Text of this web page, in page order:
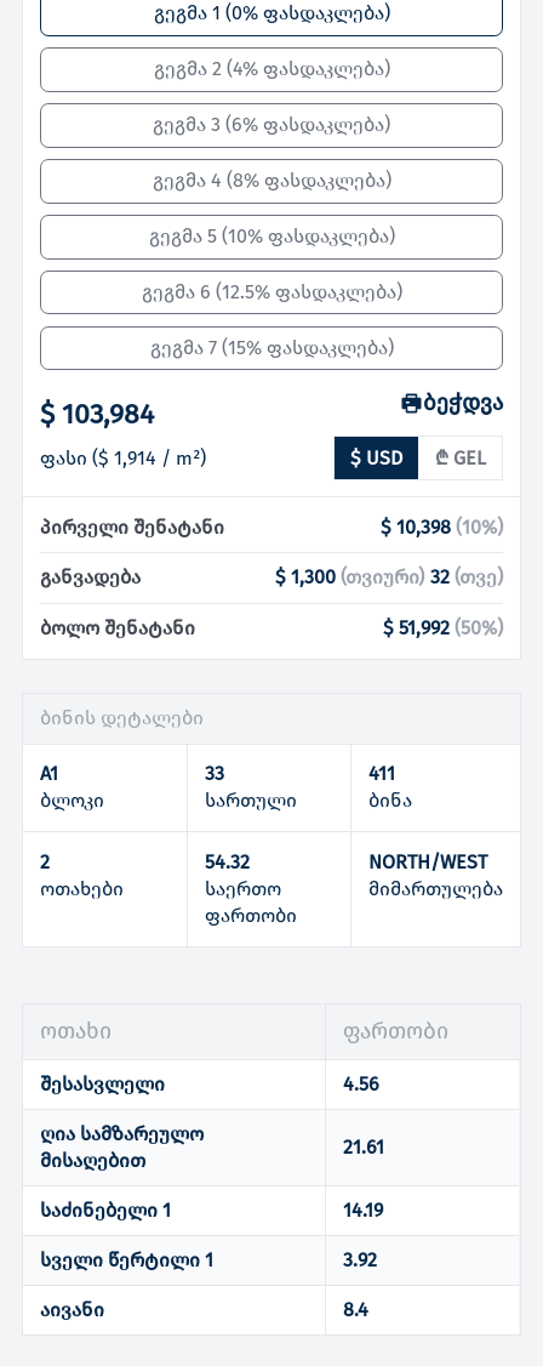
გეგმა 1 (0% ფასდაკლება)
გეგმა 2 (4% ფასდაკლება)
გეგმა 3 (6% ფასდაკლება)
გეგმა 4 (8% ფასდაკლება)
გეგმა 5 (10% ფასდაკლება)
გეგმა 6 (12.5% ფასდაკლება)
გეგმა 7 (15% ფასდაკლება)
$ 103,984
ფასი ($ 1,914 / m²)
ბეჭდვა
$ USD ₾ GEL
პირველი შენატანი $ 10,398 (10%)
განვადება $ 1,300 (თვიური) 32(თვე)
ბოლო შენატანი $ 51,992 (50%)
ბინის დეტალები
A1
ბლოკი
33
სართული
411
ბინა
2
ოთახები
54.32
საერთო
ფართობი
NORTH/WEST
მიმართულება
ოთახი ფართობი
შესასვლელი 4.56
ღია სამზარეულო
მისაღებით
21.61
საძინებელი 1 14.19
სველი წერტილი 1 3.92
აივანი 8.4